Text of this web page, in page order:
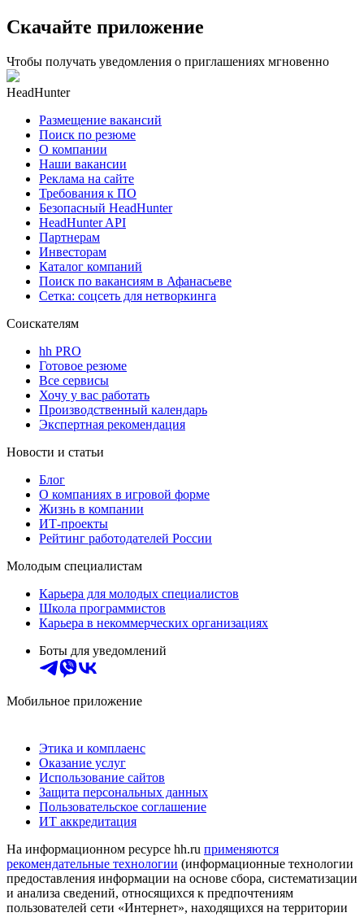
Скачайте приложение
Чтобы получать уведомления о приглашениях мгновенно
HeadHunter
Размещение вакансий
Поиск по резюме
О компании
Наши вакансии
Реклама на сайте
Требования к ПО
Безопасный HeadHunter
HeadHunter API
Партнерам
Инвесторам
Каталог компаний
Поиск по вакансиям в Афанасьеве
Сетка: соцсеть для нетворкинга
Соискателям
hh PRO
Готовое резюме
Все сервисы
Хочу у вас работать
Производственный календарь
Экспертная рекомендация
Новости и статьи
Блог
О компаниях в игровой форме
Жизнь в компании
ИТ-проекты
Рейтинг работодателей России
Молодым специалистам
Карьера для молодых специалистов
Школа программистов
Карьера в некоммерческих организациях
Боты для уведомлений
Мобильное приложение
Этика и комплаенс
Оказание услуг
Использование сайтов
Защита персональных данных
Пользовательское соглашение
ИТ аккредитация
На информационном ресурсе hh.ru применяются
рекомендательные технологии (информационные технологии
предоставления информации на основе сбора, систематизации
и анализа сведений, относящихся к предпочтениям
пользователей сети «Интернет», находящихся на территории